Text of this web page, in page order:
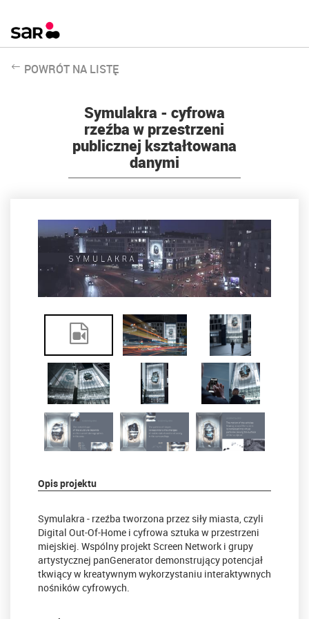
POWRÓT NA LISTĘ
Symulakra - cyfrowa
rzeźba w przestrzeni
publicznej kształtowana
danymi
Opis projektu
Symulakra - rzeźba tworzona przez siły miasta, czyli
Digital Out-Of-Home i cyfrowa sztuka w przestrzeni
miejskiej. Wspólny projekt Screen Network i grupy
artystycznej panGenerator demonstrujący potencjał
tkwiący w kreatywnym wykorzystaniu interaktywnych
nośników cyfrowych.